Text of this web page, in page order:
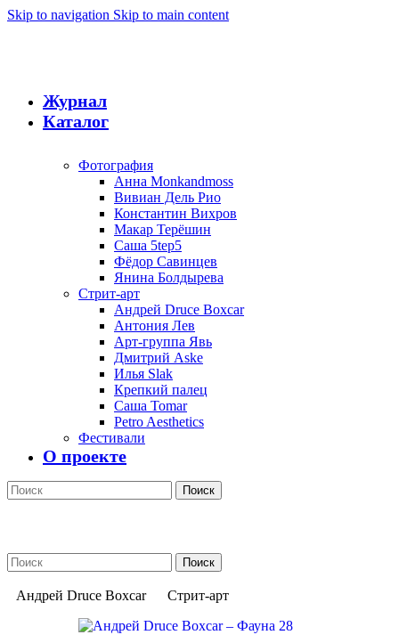
Skip to navigation Skip to main content
Журнал
Каталог
Фотография
Анна Monkandmoss
Вивиан Дель Рио
Константин Вихров
Макар Терёшин
Саша 5tep5
Фёдор Савинцев
Янина Болдырева
Стрит-арт
Андрей Druce Boxcar
Антония Лев
Арт-группа Явь
Дмитрий Aske
Илья Slak
Крепкий палец
Саша Tomar
Petro Aesthetics
Фестивали
О проекте
Поиск
Поиск
Андрей Druce Boxcar Стрит-арт